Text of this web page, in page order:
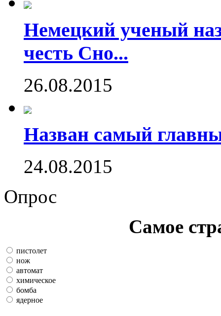
Немецкий ученый
честь Сно...
26.08.2015
Назван самый
24.08.2015
Опрос
Самое
пистолет
нож
автомат
химическое
бомба
ядерное